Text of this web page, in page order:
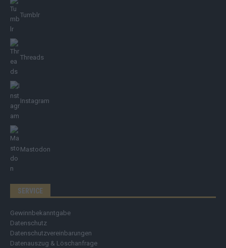
Tumblr
Threads
Instagram
Mastodon
SERVICE
Gewinnbekanntgabe
Datenschutz
Datenschutzvereinbarungen
Datenauszug & Löschanfrage